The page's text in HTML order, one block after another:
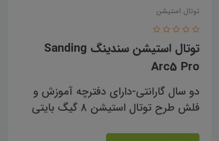
توتال استیشن
توتال استیشن سندینگ Sanding
Arc5 Pro
دو سال گارانتی-دارای دفترچه آموزش و
فلش طرح توتال استیشن 8 گیگ بایتی